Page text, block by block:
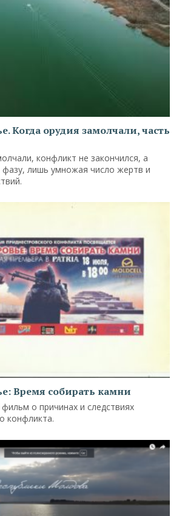
Когда орудия замолчали, часть
конфликт не закончился, а
лишь умножая число жертв и
Время собирать камни
о причинах и следствиях
конфликта.